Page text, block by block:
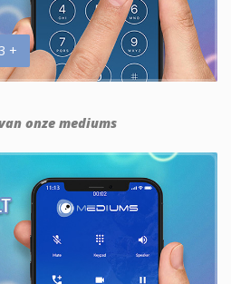
+
onze mediums